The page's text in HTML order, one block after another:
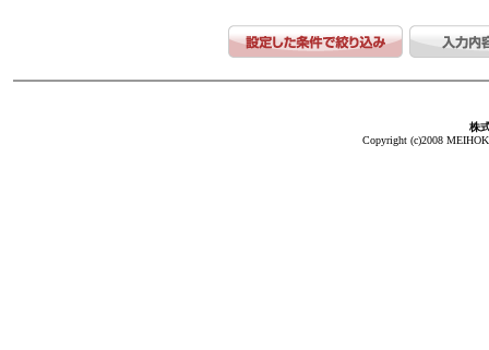
株
Copyright (c)2008